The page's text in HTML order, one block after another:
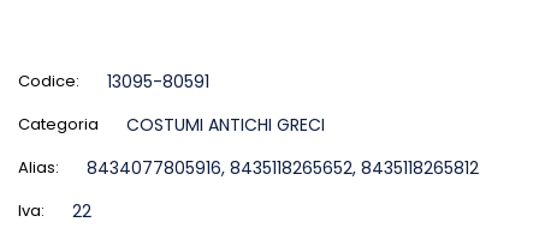
Codice: 13095-80591
Categoria COSTUMI ANTICHI GRECI
Alias: 8434077805916, 8435118265652, 8435118265812
Iva: 22